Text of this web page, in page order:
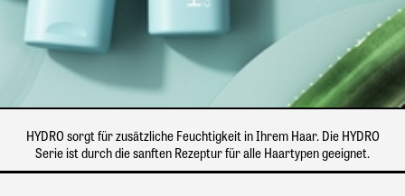
HYDRO sorgt für zusätzliche Feuchtigkeit in Ihrem Haar. Die HYDRO
Serie ist durch die sanften Rezeptur für alle Haartypen geeignet.